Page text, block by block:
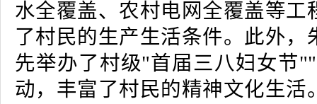
水全覆盖、农村电网全覆盖等工
了村民的生产生活条件。此外
先举办了村级"首届三八妇女节
动，丰富了村民的精神文化生活